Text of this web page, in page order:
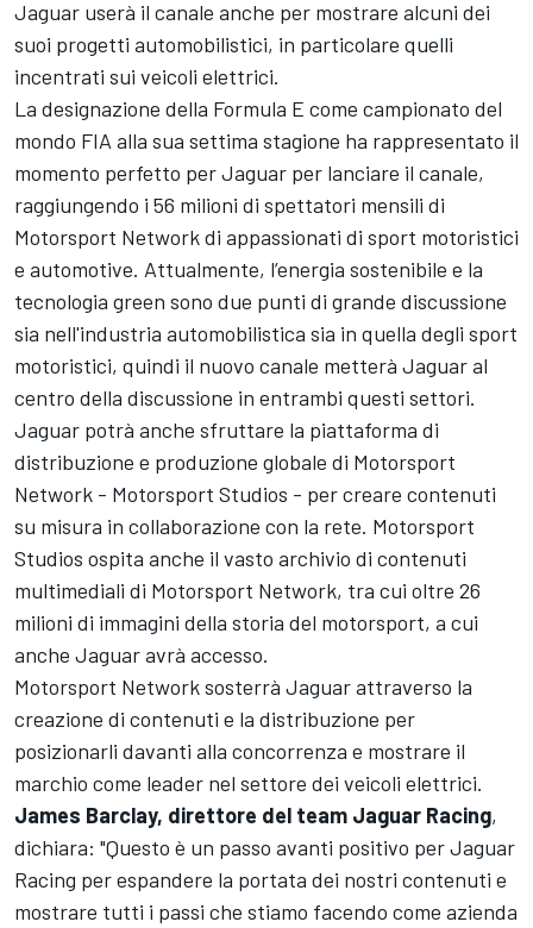
Jaguar userà il canale anche per mostrare alcuni dei
suoi progetti automobilistici, in particolare quelli
incentrati sui veicoli elettrici.
La designazione della Formula E come campionato del
mondo FIA alla sua settima stagione ha rappresentato il
momento perfetto per Jaguar per lanciare il canale,
raggiungendo i 56 milioni di spettatori mensili di
Motorsport Networkdi appassionati di sport motoristici
e automotive. Attualmente, l’energia sostenibile e la
tecnologia green sono due punti di grande discussione
sia nell'industria automobilistica sia in quella degli sport
motoristici, quindi il nuovo canale metterà Jaguar al
centro della discussione in entrambi questi settori.
Jaguar potrà anche sfruttare la piattaforma di
distribuzione e produzione globale di Motorsport
Network - Motorsport Studios - per creare contenuti
su misura in collaborazione con la rete. Motorsport
Studios ospita anche il vasto archivio di contenuti
multimediali di Motorsport Network, tra cui oltre 26
milioni di immagini della storia del motorsport, a cui
anche Jaguar avrà accesso.
Motorsport Networksosterrà Jaguar attraverso la
creazione di contenuti e la distribuzione per
posizionarli davanti alla concorrenza e mostrare il
marchio come leader nel settore dei veicoli elettrici.
James Barclay, direttore del team Jaguar Racing,
dichiara: "Questo è un passo avanti positivo per Jaguar
Racing per espandere la portata dei nostri contenuti e
mostrare tutti i passi che stiamo facendo come azienda